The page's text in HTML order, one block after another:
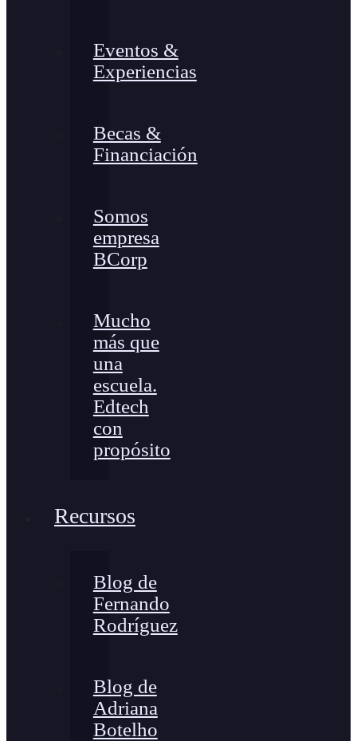
Eventos &
Experiencias
Becas &
Financiación
Somos
empresa
BCorp
Mucho
más que
una
escuela.
Edtech
con
propósito
Recursos
Blog de
Fernando
Rodríguez
Blog de
Adriana
Botelho